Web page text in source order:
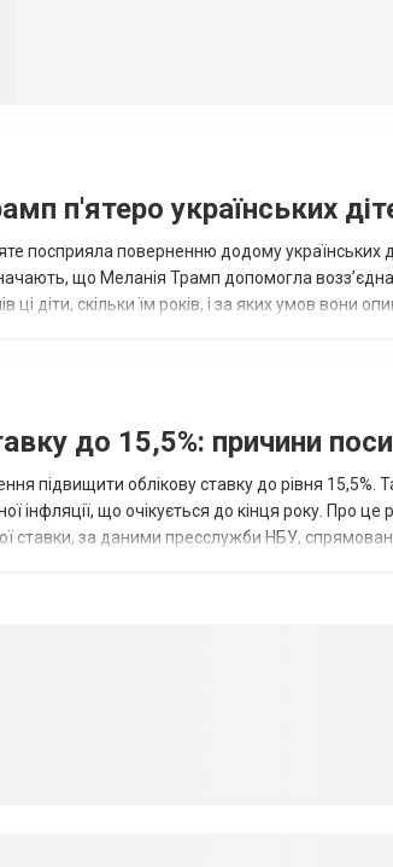
п'ятеро українських
посприяла поверненню додому українських
що Меланія Трамп допомогла
ці діти, скільки їм років, і за яких умов вони
до 15,5%: причини
підвищити облікову ставку до рівня
інфляції, що очікується до кінця року. Про
ставки, за даними пресслужби НБУ,